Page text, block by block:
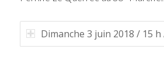
Dimanche 3 juin 2018 / 15